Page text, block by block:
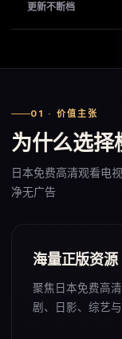
更新不断档
01 · 价值主张
为什么选择
日本免费高清观看电
净无广告
海量正版资源
聚焦日本免费高
剧、日影、综艺